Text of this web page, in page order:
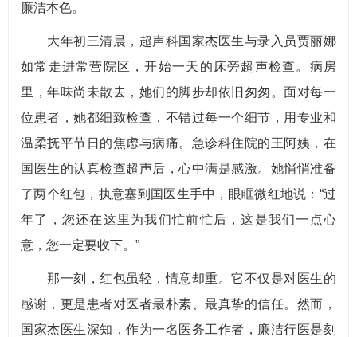
廉洁本色。
大年初三清晨，超声科国家杰医生与录入员贾丽娜
如常走进常营院区，开始一天的床旁超声检查。病房
里，年味尚未散去，她们的脚步却依旧匆匆。面对每一
位患者，她都细致检查，不错过每一个细节，用专业和
温柔抚平节日的焦虑与病痛。急诊科住院的王阿姨，在
国医生的认真检查超声后，心中满是感激。她悄悄准备
了两个红包，执意塞到国医生手中，眼眶微红地说：“过
年了，您还在这里为我们忙前忙后，这是我们一点心
意，您一定要收下。”
那一刻，红包虽轻，情意却重。它不仅是对医生的
感谢，更是患者对医者最朴素、最真挚的信任。然而，
国家杰医生深知，作为一名医务工作者，廉洁行医是刻